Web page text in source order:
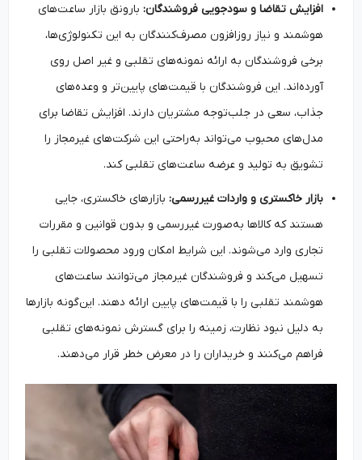
افزایش تقاضا و سودجویی فروشندگان:بارونق بازار ساعت‌های
هوشمند و نیاز روزافزون مصرف‌کنندگان به این تکنولوژی‌ها،
برخی فروشندگان به ارائه نمونه‌های تقلبی و غیر اصل روی
آورده‌اند. این فروشندگان با قیمت‌های پایین‌تر و وعده‌های
جذاب، سعی در جلب‌توجه مشتریان دارند. افزایش تقاضا برای
مدل‌های محبوب می‌تواند به‌راحتی این شرکت‌های غیرمجاز را
تشویق به تولید و عرضه ساعت‌های تقلبی کند.
بازار خاکستری و واردات غیررسمی:بازارهای خاکستری، جایی
هستند که کالاها به‌صورت غیررسمی و بدون قوانین و مقررات
تجاری وارد می‌شوند. این شرایط امکان ورود محصولات تقلبی را
تسهیل می‌کند و فروشندگان غیرمجاز می‌توانند ساعت‌های
هوشمند تقلبی را با قیمت‌های پایین ارائه دهند. این‌گونه بازارها
به دلیل نبود نظارت، زمینه را برای گسترش نمونه‌های تقلبی
فراهم می‌کنند و خریداران را در معرض خطر قرار می‌دهند.